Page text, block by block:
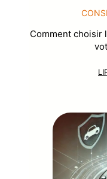
Comment choisir